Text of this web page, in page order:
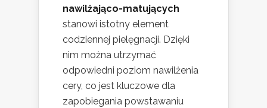
nawilżająco-matujących
stanowi istotny element
codziennej pielęgnacji. Dzięki
nim można utrzymać
odpowiedni poziom nawilżenia
cery, co jest kluczowe dla
zapobiegania powstawaniu